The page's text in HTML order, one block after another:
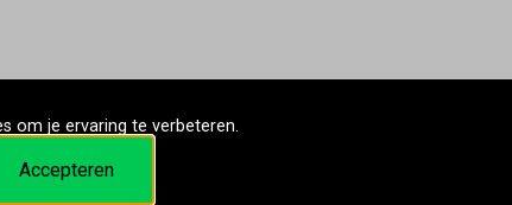
om je ervaring te verbeteren.
Accepteren